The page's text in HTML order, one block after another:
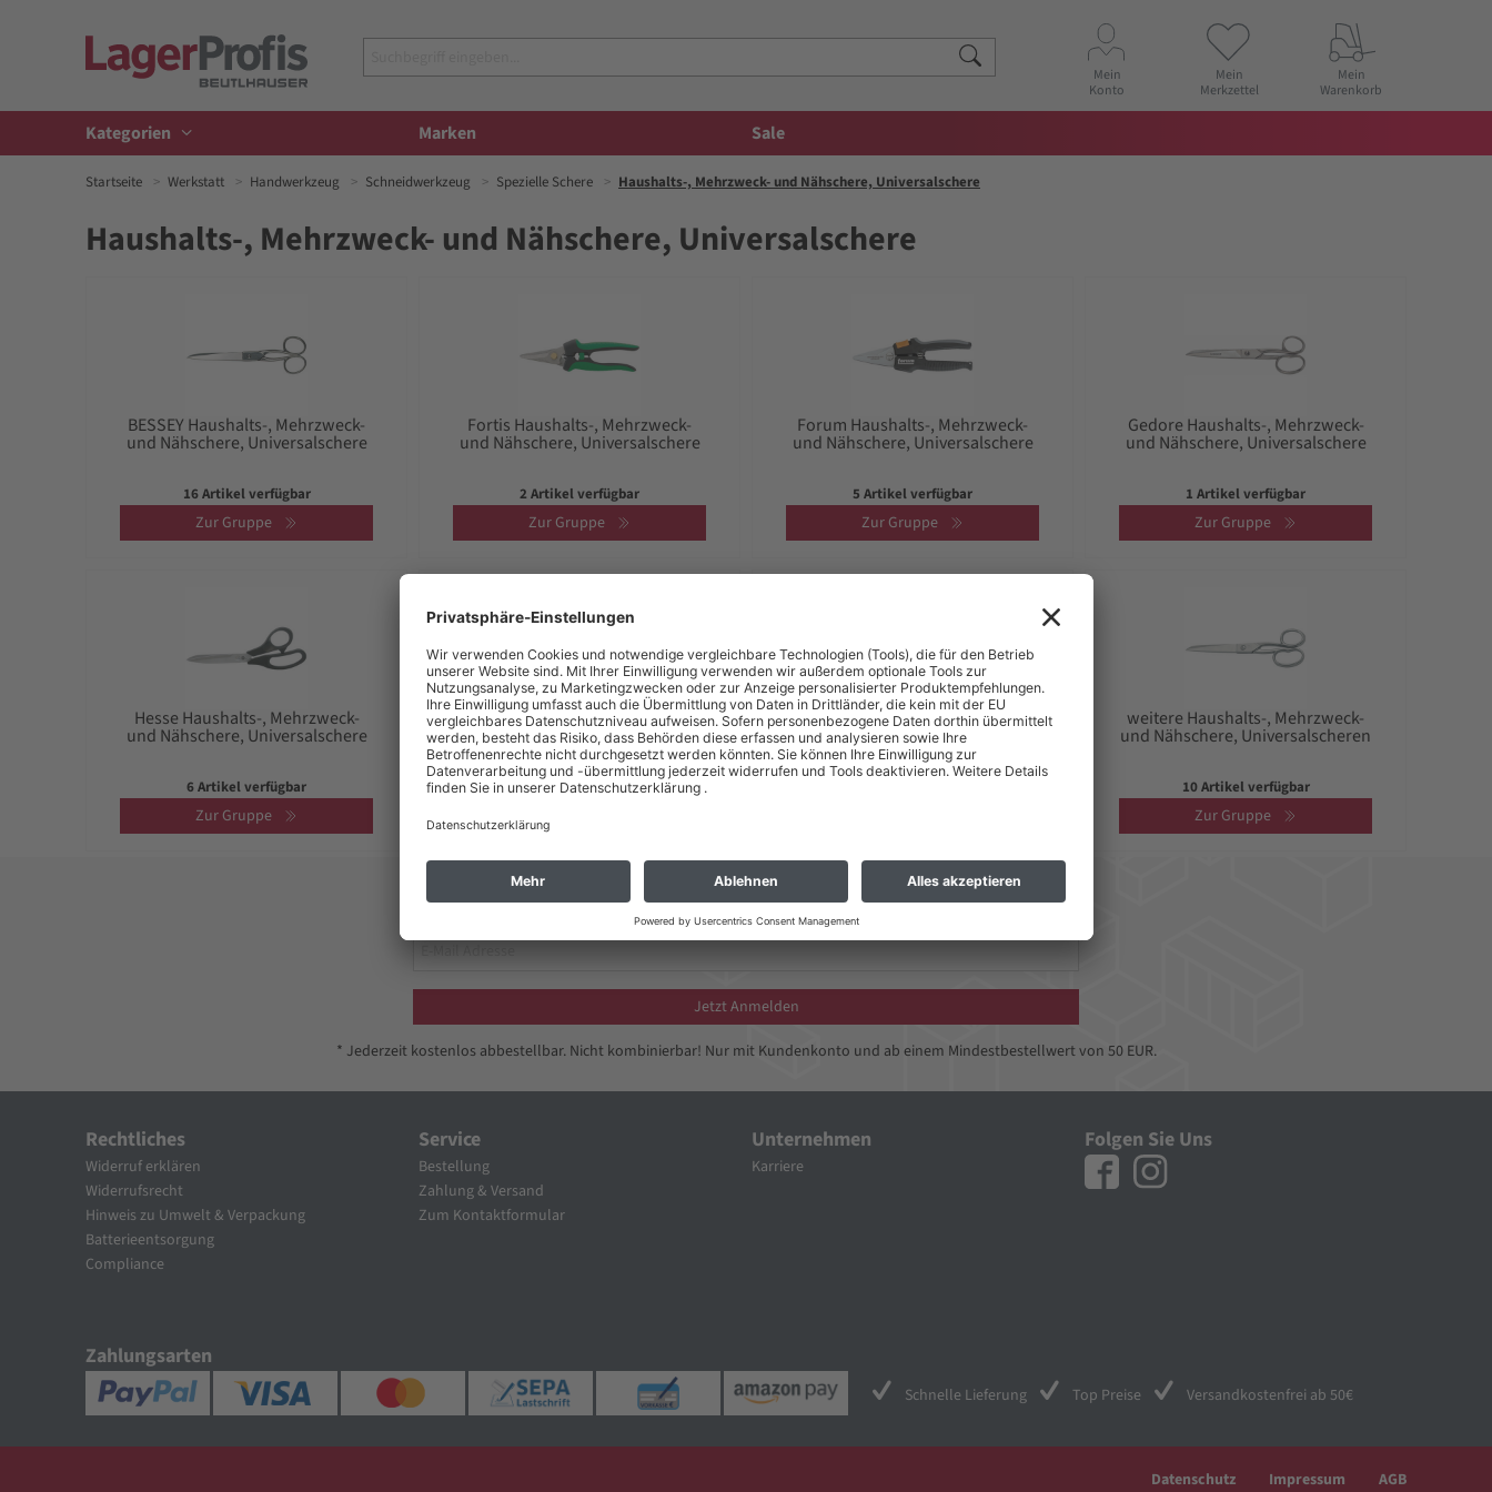
Mein
Konto
Mein
Merkzettel
Mein
Warenkorb
Kategorien Marken Sale
Startseite Werkstatt Handwerkzeug Schneidwerkzeug Spezielle Schere Haushalts-, Mehrzweck- und Nähschere, Universalschere
Haushalts-, Mehrzweck- und Nähschere, Universalschere
BESSEY Haushalts-, Mehrzweck-
und Nähschere, Universalschere
16 Artikel verfügbar
Zur Gruppe
Fortis Haushalts-, Mehrzweck-
und Nähschere, Universalschere
2 Artikel verfügbar
Zur Gruppe
Forum Haushalts-, Mehrzweck-
und Nähschere, Universalschere
5 Artikel verfügbar
Zur Gruppe
Gedore Haushalts-, Mehrzweck-
und Nähschere, Universalschere
1 Artikel verfügbar
Zur Gruppe
Hesse Haushalts-, Mehrzweck-
und Nähschere, Universalschere
6 Artikel verfügbar
Zur Gruppe
Knipex Haushalts-, Mehrzweck-
und Nähschere, Universalschere
3 Artikel verfügbar
KS Tools Haushalts-, Mehrzweck-
und Nähschere, Universalschere
weitere Haushalts-, Mehrzweck-
und Nähschere, Universalscheren
10 Artikel verfügbar
Zur Gruppe
Jetzt zum Newsletter anmelden und 5 € Gutschein sichern! *
Jetzt Anmelden
* Jederzeit kostenlos abbestellbar. Nicht kombinierbar! Nur mit Kundenkonto und ab einem Mindestbestellwert von 50 EUR.
Rechtliches
Widerruf erklären
Widerrufsrecht
Hinweis zu Umwelt & Verpackung
Batterieentsorgung
Compliance
Service
Bestellung
Zahlung & Versand
Zum Kontaktformular
Unternehmen
Karriere
Folgen Sie Uns
Zahlungsarten
Schnelle Lieferung Top Preise Versandkostenfrei ab 50€
Datenschutz Impressum AGB